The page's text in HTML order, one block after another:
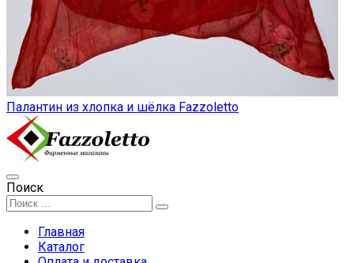
Палантин из хлопка и шёлка Fazzoletto
Поиск
Главная
Каталог